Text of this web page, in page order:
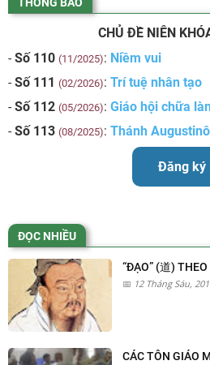
CHỦ ĐỀ NIÊN
- Số 110 (11/2025): Niềm vui
- Số 111 (02/2026): Trí tuệ nhân tạo
- Số 112 (05/2026): Giáo hội chữa
- Số 113 (08/2025): Thánh
Đăng ký
ĐỌC NHIỀU
“ĐẠO” (道)
12 Tháng Sáu,
CÁC TÔN GIÁO